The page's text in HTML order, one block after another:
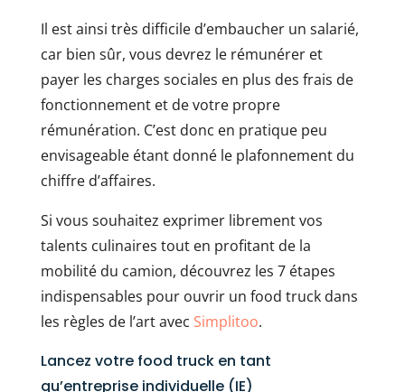
Il est ainsi très difficile d’embaucher un salarié,
car bien sûr, vous devrez le rémunérer et
payer les charges sociales en plus des frais de
fonctionnement et de votre propre
rémunération. C’est donc en pratique peu
envisageable étant donné le plafonnement du
chiffre d’affaires.
Si vous souhaitez exprimer librement vos
talents culinaires tout en profitant de la
mobilité du camion, découvrez les 7 étapes
indispensables pour ouvrir un food truck dans
les règles de l’art avec Simplitoo.
Lancez votre food truck en tant
qu’entreprise individuelle (IE)